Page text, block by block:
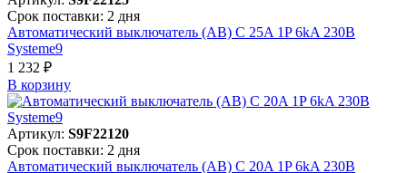
Срок поставки: 2 дня
Автоматический выключатель (АВ) C 25A 1P 6kA 230В
Systeme9
1 232 ₽
В корзинy
Артикул: S9F22120
Срок поставки: 2 дня
Автоматический выключатель (АВ) C 20A 1P 6kA 230В